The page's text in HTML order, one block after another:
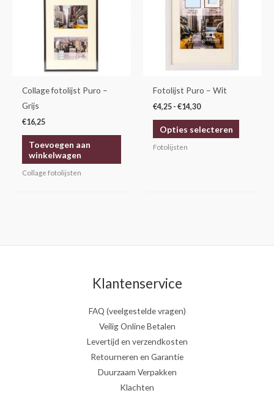
Collage fotolijst Puro –
Grijs
€16,25
Toevoegen aan
winkelwagen
Collage fotolijsten
Fotolijst Puro – Wit
€4,25 - €14,30
Opties selecteren
kan
Fotolijsten
Klantenservice
FAQ (veelgestelde vragen)
Veilig Online Betalen
Levertijd en verzendkosten
Retourneren en Garantie
Duurzaam Verpakken
Klachten